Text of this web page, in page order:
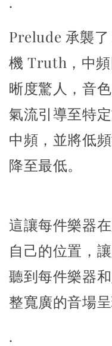
Prelude 承襲
機 Truth， 中
晰度驚人，音色
氣流引導至特
中頻，並將低
降至最低。
這讓每件樂器
自己的位置，
聽到每件樂器
整寬廣的音場呈
.